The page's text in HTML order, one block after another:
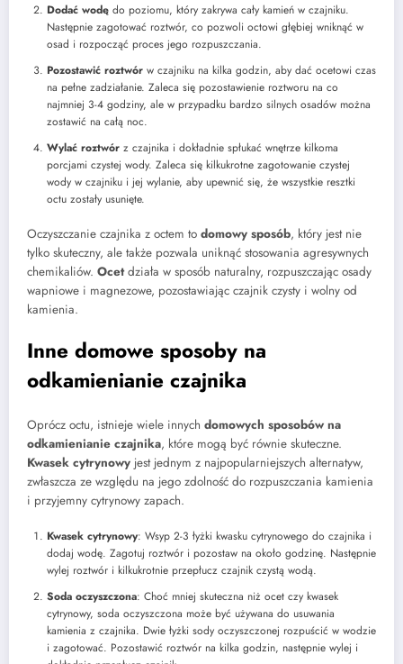
Dodać wodę do poziomu, który zakrywa cały kamień w czajniku.
Następnie zagotować roztwór, co pozwoli octowi głębiej wniknąć w
osad i rozpocząć proces jego rozpuszczania.
Pozostawić roztwór w czajniku na kilka godzin, aby dać ocetowi czas
na pełne zadziałanie. Zaleca się pozostawienie roztworu na co
najmniej 3-4 godziny, ale w przypadku bardzo silnych osadów można
zostawić na całą noc.
Wylać roztwór z czajnika i dokładnie spłukać wnętrze kilkoma
porcjami czystej wody. Zaleca się kilkukrotne zagotowanie czystej
wody w czajniku i jej wylanie, aby upewnić się, że wszystkie resztki
octu zostały usunięte.
Oczyszczanie czajnika z octem to domowy sposób, który jest nie
tylko skuteczny, ale także pozwala uniknąć stosowania agresywnych
chemikaliów. Ocetdziała w sposób naturalny, rozpuszczając osady
wapniowe i magnezowe, pozostawiając czajnik czysty i wolny od
kamienia.
Inne domowe sposoby na
odkamienianie czajnika
Oprócz octu, istnieje wiele innych domowych sposobów na
odkamienianie czajnika, które mogą być równie skuteczne.
Kwasek cytrynowy jest jednym z najpopularniejszych alternatyw,
zwłaszcza ze względu na jego zdolność do rozpuszczania kamienia
i przyjemny cytrynowy zapach.
Kwasek cytrynowy: Wsyp 2-3 łyżki kwasku cytrynowego do czajnika i
dodaj wodę. Zagotuj roztwór i pozostaw na około godzinę. Następnie
wylej roztwór i kilkukrotnie przepłucz czajnik czystą wodą.
Soda oczyszczona: Choć mniej skuteczna niż ocet czy kwasek
cytrynowy, soda oczyszczona może być używana do usuwania
kamienia z czajnika. Dwie łyżki sody oczyszczonej rozpuścić w wodzie
i zagotować. Pozostawić roztwór na kilka godzin, następnie wylej i